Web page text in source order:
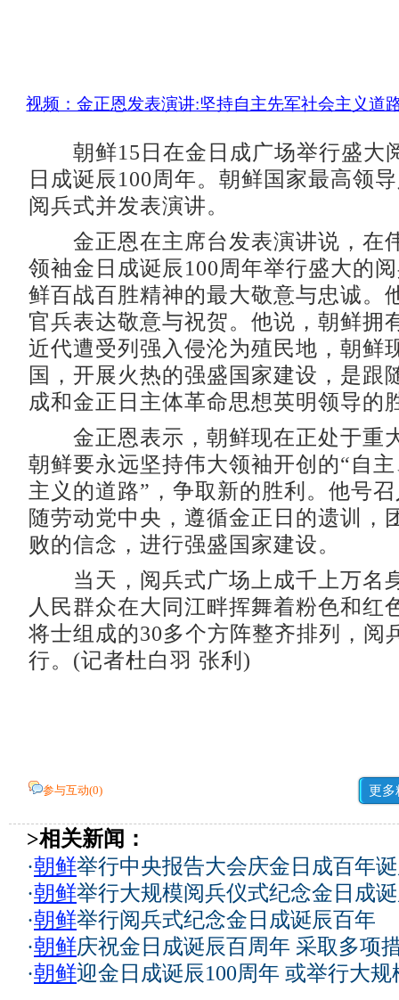
视频：金正恩发表演讲:坚持自主先军社会主义道
朝鲜15日在金日成广场举行盛大
日成诞辰100周年。朝鲜国家最高领
阅兵式并发表演讲。
金正恩在主席台发表演讲说，在
领袖金日成诞辰100周年举行盛大的
鲜百战百胜精神的最大敬意与忠诚。
官兵表达敬意与祝贺。他说，朝鲜拥
近代遭受列强入侵沦为殖民地，朝鲜
国，开展火热的强盛国家建设，是跟
成和金正日主体革命思想英明领导的
金正恩表示，朝鲜现在正处于重
朝鲜要永远坚持伟大领袖开创的“自
主义的道路”，争取新的胜利。他号
随劳动党中央，遵循金正日的遗训，
败的信念，进行强盛国家建设。
当天，阅兵式广场上成千上万名
人民群众在大同江畔挥舞着粉色和红
将士组成的30多个方阵整齐排列，阅
行。(记者杜白羽 张利)
参与互动(0) 更多
>相关新闻：
·朝鲜举行中央报告大会庆金日成百年
·朝鲜举行大规模阅兵仪式纪念金日成
·朝鲜举行阅兵式纪念金日成诞辰百年
·朝鲜庆祝金日成诞辰百周年 采取多项
·朝鲜迎金日成诞辰100周年 或举行大规